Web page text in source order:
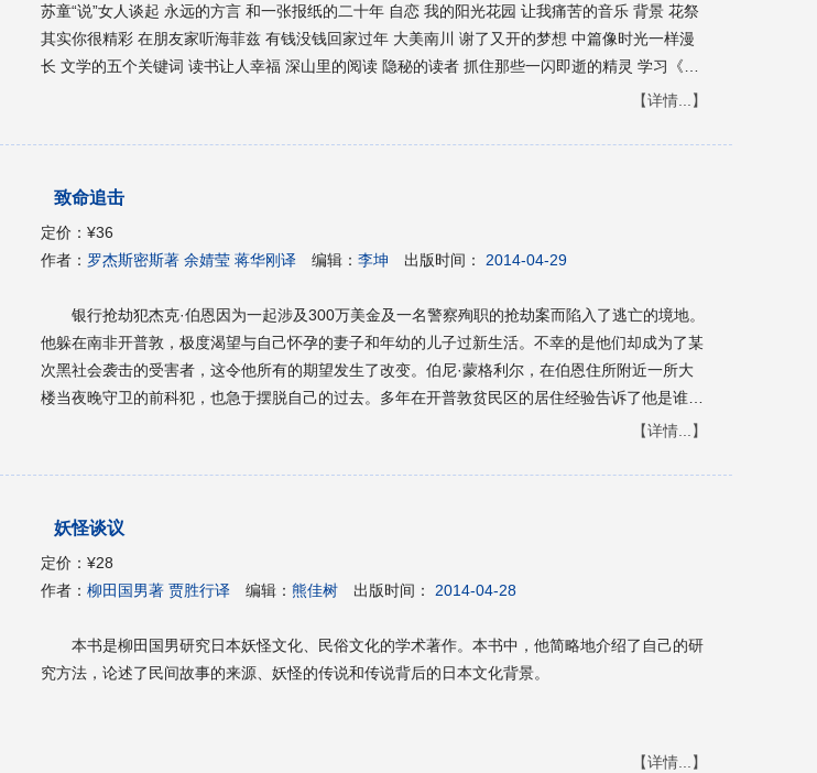
苏童“说”女人谈起 永远的方言 和一张报纸的二十年 自恋 我的阳光花园 让我痛苦的音乐 背景 花祭
其实你很精彩 在朋友家听海菲兹 有钱没钱回家过年 大美南川 谢了又开的梦想 中篇像时光一样漫
长 文学的五个关键词 读书让人幸福 深山里的阅读 隐秘的读者 抓住那些一闪即逝的精灵 学习《论
语》的另一种方法 生活在感恩中的徐恭位——《边走边想》序 对一本书的支离破碎的阅读 半夜三
《月色繁星》：爱情的迷人和恐怖 《小说课堂》：一位作家带我们在文学的 殿堂穿行 《追忆逝水
楼梦》 遥远的诱惑 诗意地抒写情欲 看董桥怎样教我们作文 “逼”出来的简洁 读就是不读 书法让我
看到了人生的美好 公安文学应突破公安视角 沈从文让我发现了自己的故乡 下篇让我在雪地里撒点
野 在QQ的第一次发言 别捆绑莫言 随笔一束 透过“最美背影”想雷锋 创造的文化 阿蓬江 谁是最讨
青岛 居住在城市的乡下 小南海的背影 我的遥远的俄罗斯 阳光花园的阳光 万州的吻 广场上的鸽子
感觉下雪 街景 初进茶馆 那不绝于耳的叫卖声 隔层泥土是天堂 与神灵一起过年 老家 完美主义者
皇城密码 为自己说几句话（代后记）
【详情...】
致命追击
定价：¥36
作者： 罗杰斯密斯著 余婧莹 蒋华刚译 编辑：李坤 出版时间： 2014-04-29
银行抢劫犯杰克·伯恩因为一起涉及300万美金及一名警察殉职的抢劫案而陷入了逃亡的境地。
他躲在南非开普敦，极度渴望与自己怀孕的妻子和年幼的儿子过新生活。不幸的是他们却成为了某
次黑社会袭击的受害者，这令他所有的期望发生了改变。伯尼·蒙格利尔，在伯恩住所附近一所大
楼当夜晚守卫的前科犯，也急于摆脱自己的过去。多年在开普敦贫民区的居住经验告诉了他是谁闯
入了伯恩的房子，以及伯恩怎样的过去导致了这场袭击。他也知道保全性命的唯一机会就是宣称自
鲁迪?伯纳德，腐败的杀人不眨眼的南非白人警察，以及有旧账未解决的迪查斯特?宗迪。当GATS
杀和复仇中。
【详情...】
妖怪谈议
定价：¥28
作者：柳田国男著 贾胜行译 编辑：熊佳树 出版时间： 2014-04-28
本书是柳田国男研究日本妖怪文化、民俗文化的学术著作。本书中，他简略地介绍了自己的研
究方法，论述了民间故事的来源、妖怪的传说和传说背后的日本文化背景。
【详情...】